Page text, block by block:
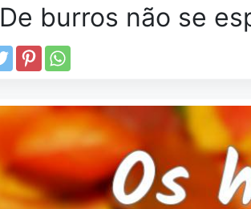
De burros não se